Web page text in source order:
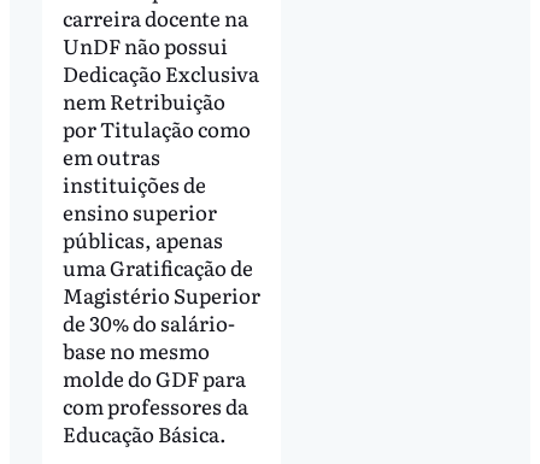
carreira docente na
UnDF não possui
Dedicação Exclusiva
nem Retribuição
por Titulação como
em outras
instituições de
ensino superior
públicas, apenas
uma Gratificação de
Magistério Superior
de 30% do salário-
base no mesmo
molde do GDF para
com professores da
Educação Básica.